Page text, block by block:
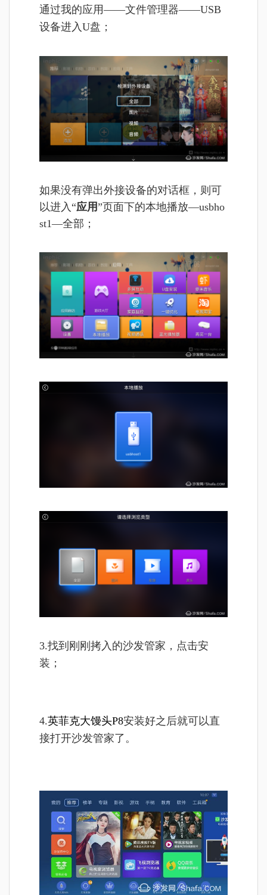
通过我的应用——文件管理器——USB
设备进入U盘；
如果没有弹出外接设备的对话框，则可
以进入“应用”页面下的本地播放—usbho
st1—全部；
3.找到刚刚拷入的沙发管家，点击安
装；
4.英菲克大馒头P8安装好之后就可以直
接打开沙发管家了。